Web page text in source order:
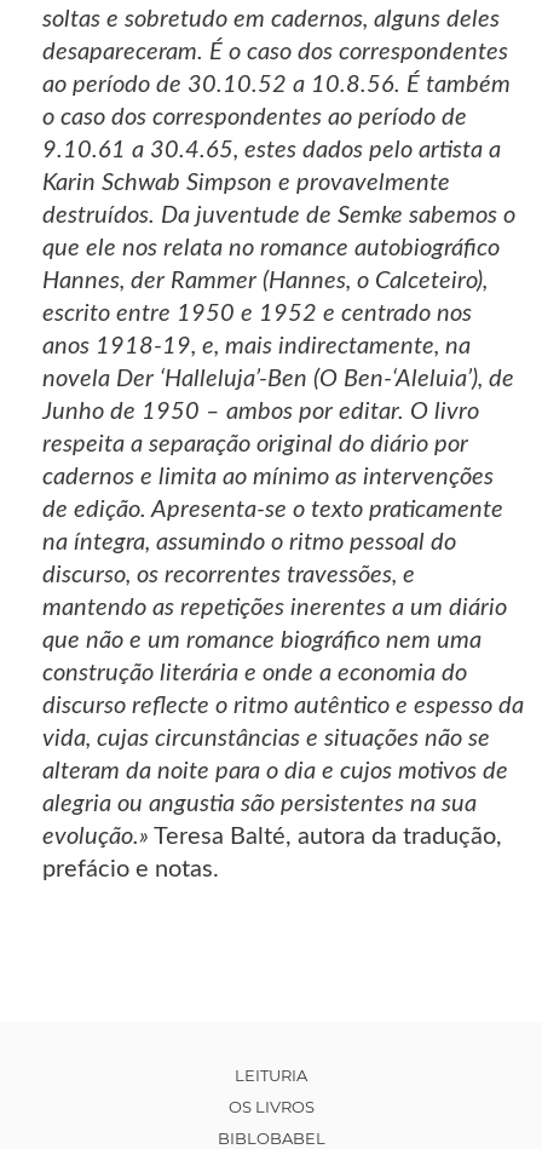
soltas e sobretudo em cadernos, alguns deles
desapareceram. É o caso dos correspondentes
ao período de 30.10.52 a 10.8.56. É também
o caso dos correspondentes ao período de
9.10.61 a 30.4.65, estes dados pelo artista a
Karin Schwab Simpson e provavelmente
destruídos. Da juventude de Semke sabemos o
que ele nos relata no romance autobiográfico
Hannes, der Rammer (Hannes, o Calceteiro),
escrito entre 1950 e 1952 e centrado nos
anos 1918-19, e, mais indirectamente, na
novela Der ‘Halleluja’-Ben (O Ben-‘Aleluia’), de
Junho de 1950 – ambos por editar. O livro
respeita a separação original do diário por
cadernos e limita ao mínimo as intervenções
de edição. Apresenta-se o texto praticamente
na íntegra, assumindo o ritmo pessoal do
discurso, os recorrentes travessões, e
mantendo as repetições inerentes a um diário
que não e um romance biográfico nem uma
construção literária e onde a economia do
discurso reflecte o ritmo autêntico e espesso da
vida, cujas circunstâncias e situações não se
alteram da noite para o dia e cujos motivos de
alegria ou angustia são persistentes na sua
evolução.» Teresa Balté, autora da tradução,
prefácio e notas.
LEITURIA
OS LIVROS
BIBLOBABEL